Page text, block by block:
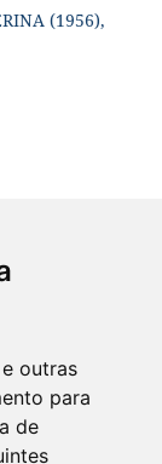
outras
para
de
(1956),
e